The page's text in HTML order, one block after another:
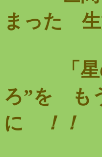
まった 生
「星の
ろ”を も
に